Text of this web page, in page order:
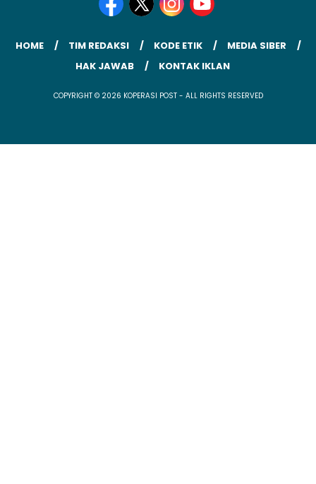
HOME TIM REDAKSI KODE ETIK
MEDIA SIBER
HAK JAWAB
KONTAK IKLAN
COPYRIGHT © 2026 KOPERASI POST - ALL RIGHTS RESERVED